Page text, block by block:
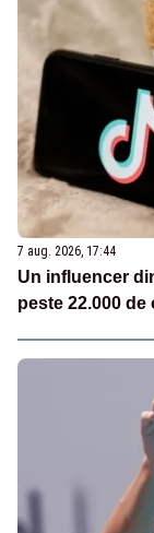
7 aug. 2026, 17:44
Un influencer
peste 22.000